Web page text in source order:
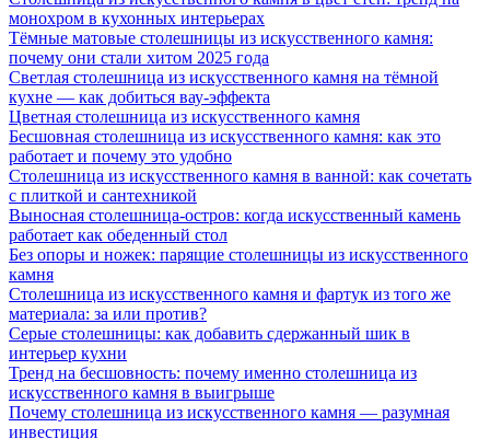
монохром в кухонных интерьерах
Тёмные матовые столешницы из искусственного камня:
почему они стали хитом 2025 года
Светлая столешница из искусственного камня на тёмной
кухне — как добиться вау-эффекта
Цветная столешница из искусственного камня
Бесшовная столешница из искусственного камня: как это
работает и почему это удобно
Столешница из искусственного камня в ванной: как сочетать
с плиткой и сантехникой
Выносная столешница-остров: когда искусственный камень
работает как обеденный стол
Без опоры и ножек: парящие столешницы из искусственного
камня
Столешница из искусственного камня и фартук из того же
материала: за или против?
Серые столешницы: как добавить сдержанный шик в
интерьер кухни
Тренд на бесшовность: почему именно столешница из
искусственного камня в выигрыше
Почему столешница из искусственного камня — разумная
инвестиция